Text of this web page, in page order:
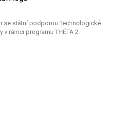
se státní podporou Technologické
rámci programu THÉTA 2.